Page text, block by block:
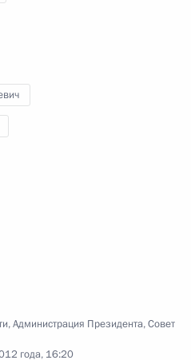
,Администрация Президента,Совет
года, 16:20